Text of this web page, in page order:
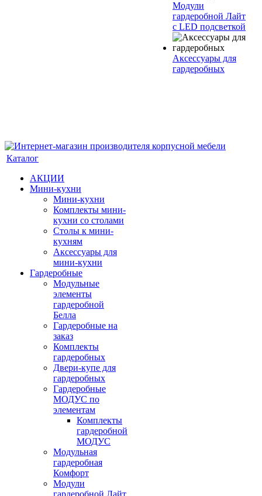
Модули
гардеробной Лайт
с LED подсветкой
Аксессуары для
гардеробных
Каталог
АКЦИИ
Мини-кухни
Мини-кухни
Комплекты мини-
кухни со столами
Столы к мини-
кухням
Аксессуары для
мини-кухни
Гардеробные
Модульные
элементы
гардеробной
Белла
Гардеробные на
заказ
Комплекты
гардеробных
Двери-купе для
гардеробных
Гардеробные
МОДУС по
элементам
Комплекты
гардеробной
МОДУС
Модульная
гардеробная
Комфорт
Модули
гардеробной Лайт